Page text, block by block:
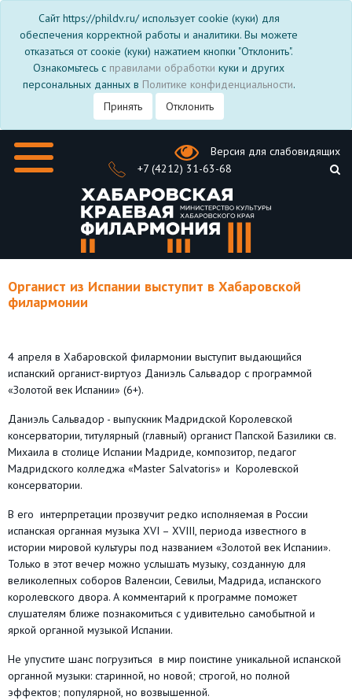
Сайт https://phildv.ru/ использует cookie (куки) для
обеспечения корректной работы и аналитики. Вы можете
отказаться от соокіе (куки) нажатием кнопки "Отклонить".
Ознакомьтесь с правилами обработки куки и других
персональных данных в Политике конфиденциальности.
Принять
Отклонить
Версия для слабовидящих
+7 (4212) 31-63-68
Органист из Испании выступит в Хабаровской
филармонии
4 апреля в Хабаровской филармонии выступит выдающийся
испанский органист-виртуоз Даниэль Сальвадор с программой
«Золотой век Испании» (6+).
Даниэль Сальвадор - выпускник Мадридской Королевской
консерватории, титулярный (главный) органист Папской Базилики св.
Михаила в столице Испании Мадриде, композитор, педагог
Мадридского колледжа «Master Salvatoris» и Королевской
консерватории.
В его интерпретации прозвучит редко исполняемая в России
испанская органная музыка XVI – XVIII, периода известного в
истории мировой культуры под названием «Золотой век Испании».
Только в этот вечер можно услышать музыку, созданную для
великолепных соборов Валенсии, Севильи, Мадрида, испанского
королевского двора. А комментарий к программе поможет
слушателям ближе познакомиться с удивительно самобытной и
яркой органной музыкой Испании.
Не упустите шанс погрузиться в мир поистине уникальной испанской
органной музыки: старинной, но новой; строгой, но полной
эффектов; популярной, но возвышенной.